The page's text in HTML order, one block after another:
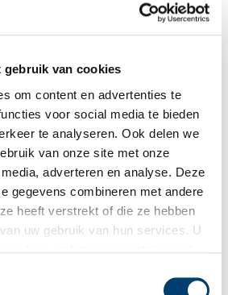
gebruik van cookies
om content en advertenties te
voor social media te bieden
te analyseren. Ook delen we
van onze site met onze
adverteren en analyse. Deze
gegevens combineren met andere
heeft verstrekt of die ze hebben
uw gebruik van hun services. U
hoorn van een dier. Waar de hoorn in
maar het ligt op een mooie route en is